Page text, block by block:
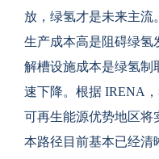
放，绿氢才是未来主流。
生产成本高是阻碍绿氢
解槽设施成本是绿氢制
速下降。根据 IRENA
可再生能源优势地区将
本路径目前基本已经清